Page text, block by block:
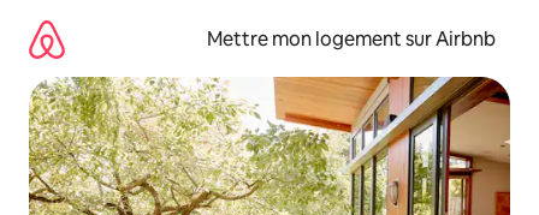
directement
contenu
Mettre mon logement sur Airbnb